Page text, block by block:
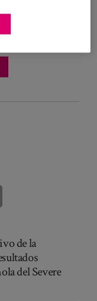
de la
del Severe